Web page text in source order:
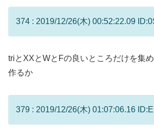
374 : 2019/12/26(木) 00:52:22.09
triとXXとWとFの良いところだけを集
作るか
379 : 2019/12/26(木) 01:07:06.16